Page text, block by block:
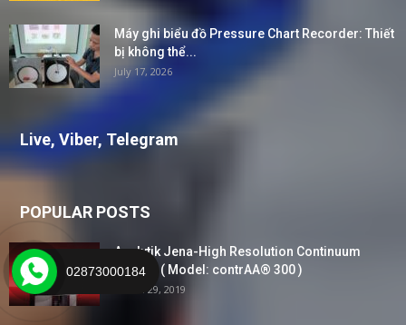
Máy ghi biểu đồ Pressure Chart Recorder: Thiết
bị không thể...
July 17, 2026
Live, Viber, Telegram
POPULAR POSTS
Analytik Jena-High Resolution Continuum
Source ( Model: contrAA® 300 )
March 29, 2019
02873000184